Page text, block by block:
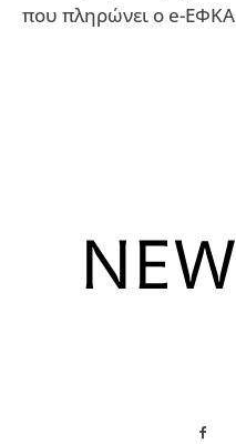
που πληρώνει ο e-ΕΦΚΑ